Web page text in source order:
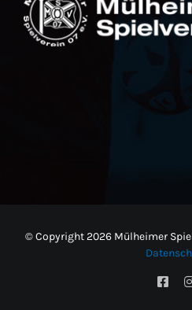
© Copyright2026 Mülheimer